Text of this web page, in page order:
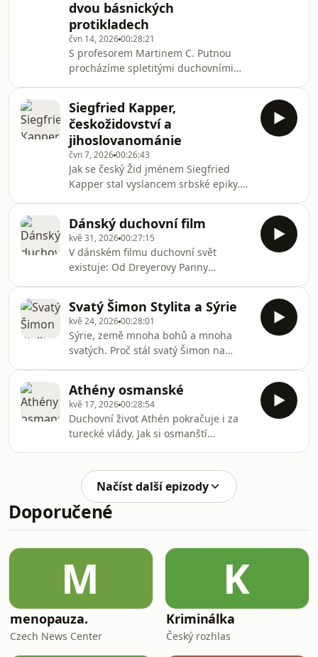
mujRozhlas.cz.
dvou básnických
protikladech
čvn 14, 202600:28:21
S profesorem Martinem C. Putnou
procházíme spletitými duchovními
podcastu Spirituála můžete pohodlně
poslouchat v mobilní aplikaci
mujRozhlas pro Android a iOS nebo
na webu mujRozhlas.cz.
Siegfried Kapper,
českožidovství a
jihoslovanománie
čvn 7, 202600:26:43
Jak se český Žid jménem Siegfried
Kapper stal vyslancem srbské epiky.
nebo ne? Všechny díly podcastu
Spirituála můžete pohodlně
poslouchat v mobilní aplikaci
mujRozhlas pro Android a iOS nebo
na webu mujRozhlas.cz.
Dánský duchovní film
kvě 31, 202600:27:15
V dánském filmu duchovní svět
existuje: Od Dreyerovy Panny
která jde po velmi tajemných cestách
Páně.Všechny díly podcastu Spirituála
můžete pohodlně poslouchat v
mobilní aplikaci mujRozhlas pro
Android a iOS nebo na webu
mujRozhlas.cz.
Svatý Šimon Stylita a Sýrie
kvě 24, 202600:28:01
Sýrie, země mnoha bohů a mnoha
svatých. Proč stál svatý Šimon na
Spirituála můžete pohodlně
poslouchat v mobilní aplikaci
mujRozhlas pro Android a iOS nebo
na webu mujRozhlas.cz.
Athény osmanské
kvě 17, 202600:28:54
Duchovní život Athén pokračuje i za
turecké vlády. Jak si osmanští
romantici.Všechny díly podcastu
Spirituála můžete pohodlně
poslouchat v mobilní aplikaci
mujRozhlas pro Android a iOS nebo
Načíst další epizody
Doporučené
M
menopauza.
Czech News Center
K
Kriminálka
Český rozhlas